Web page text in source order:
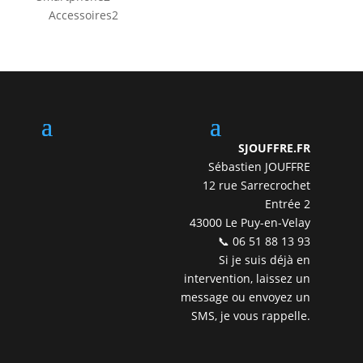
produits
Accessoires22
SJOUFFRE.FR
Sébastien JOUFFRE
12 rue Sarrecrochet
Entrée 2
43000 Le Puy-en-Velay
📞 06 51 88 13 93
Si je suis déjà en
intervention, laissez un
message ou envoyez un
SMS, je vous rappelle.